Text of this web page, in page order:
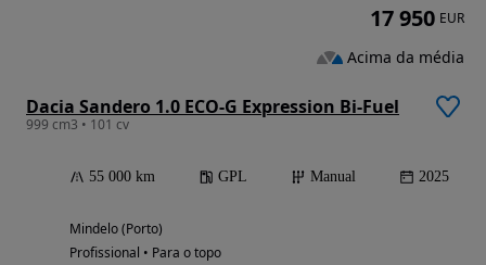
Dacia Sandero 1.0 ECO-G Expression Bi-Fuel
999 cm3 • 101 cv
55 000 km GPL Manual 2025
Mindelo (Porto)
Profissional • Para o topo
17 950 EUR
Acima da média